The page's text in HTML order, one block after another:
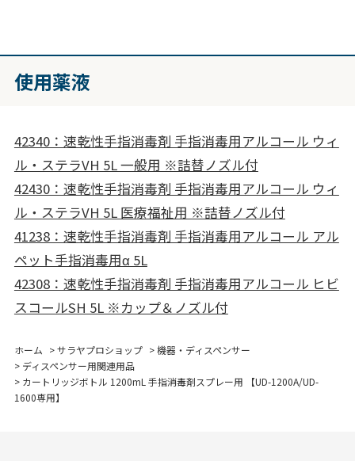
使用薬液
42340：速乾性手指消毒剤 手指消毒用アルコール ウィ
ル・ステラVH 5L 一般用 ※詰替ノズル付
42430：速乾性手指消毒剤 手指消毒用アルコール ウィ
ル・ステラVH 5L 医療福祉用 ※詰替ノズル付
41238：速乾性手指消毒剤 手指消毒用アルコール アル
ペット手指消毒用α 5L
42308：速乾性手指消毒剤 手指消毒用アルコール ヒビ
スコールSH 5L ※カップ＆ノズル付
ホーム >サラヤプロショップ >機器・ディスペンサー
> ディスペンサー用関連用品
> カートリッジボトル 1200mL 手指消毒剤スプレー用 【UD-1200A/UD-
1600専用】